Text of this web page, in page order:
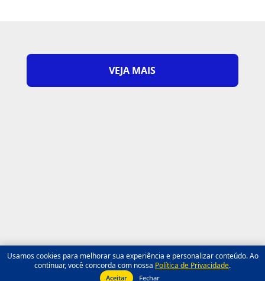
VEJA MAIS
Usamos cookies para melhorar sua experiência e personalizar conteúdo. Ao
continuar, você concorda com nossa Política de Privacidade.
Aceitar Fechar